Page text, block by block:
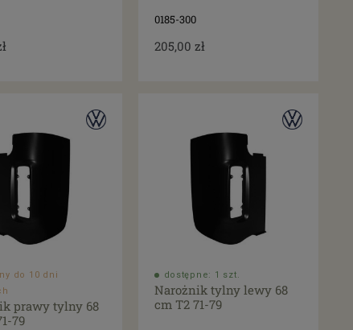
0185-300
205,00 zł
do 10 dni
prawy tylny 68
79
dostępne: 1 szt.
Narożnik tylny lewy 68
cm T2 71-79